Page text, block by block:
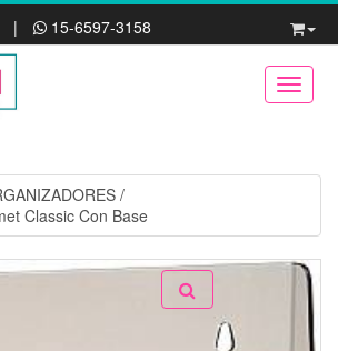
| 15-6597-3158
/
Classic Con Base